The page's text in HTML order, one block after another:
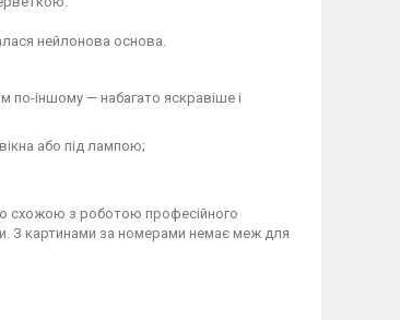
нейлонова основа.
по-іншому — набагато яскравіше і
або під лампою;
схожою з роботою професійного
З картинами за номерами немає меж для